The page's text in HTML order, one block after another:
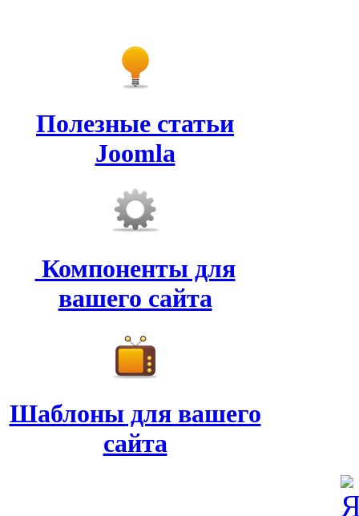
Полезные статьи
Joomla
Компоненты для
вашего сайта
Шаблоны для вашего
сайта